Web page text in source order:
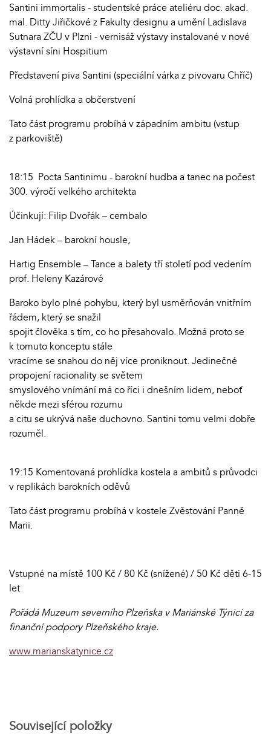
Santini immortalis - studentské práce ateliéru doc. akad.
mal. Ditty Jiřičkové z Fakulty designu a umění Ladislava
Sutnara ZČU v Plzni - vernisáž výstavy instalované v nové
výstavní síni Hospitium
Představení piva Santini (speciální várka z pivovaru Chříč)
Volná prohlídka a občerstvení
Tato část programu probíhá v západním ambitu (vstup
z parkoviště)
18:15 Pocta Santinimu - barokní hudba a tanec na počest
300. výročí velkého architekta
Účinkují: Filip Dvořák – cembalo
Jan Hádek – barokní housle,
Hartig Ensemble – Tance a balety tří století pod vedením
prof. Heleny Kazárové
Baroko bylo plné pohybu, který byl usměrňován vnitřním
řádem, který se snažil
spojit člověka s tím, co ho přesahovalo. Možná proto se
k tomuto konceptu stále
vracíme se snahou do něj více proniknout. Jedinečné
propojení racionality se světem
smyslového vnímání má co říci i dnešním lidem, neboť
někde mezi sférou rozumu
a citu se ukrývá naše duchovno. Santini tomu velmi dobře
rozuměl.
19:15 Komentovaná prohlídka kostela a ambitů s průvodci
v replikách barokních oděvů
Tato část programu probíhá v kostele Zvěstování Panně
Marii.
Vstupné na místě 100 Kč / 80 Kč (snížené) / 50 Kč děti 6-15
let
Pořádá Muzeum severního Plzeňska v Mariánské Týnici za
finanční podpory Plzeňského kraje.
www.marianskatynice.cz
Související položky